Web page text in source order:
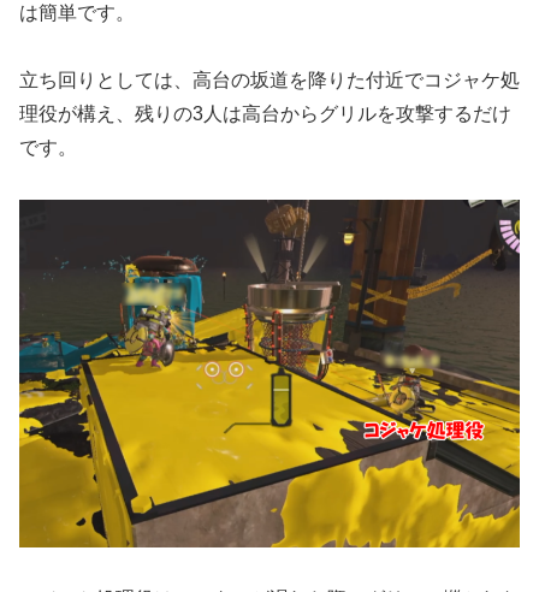
は簡単です。
立ち回りとしては、高台の坂道を降りた付近でコジャケ処
理役が構え、残りの3人は高台からグリルを攻撃するだけ
です。